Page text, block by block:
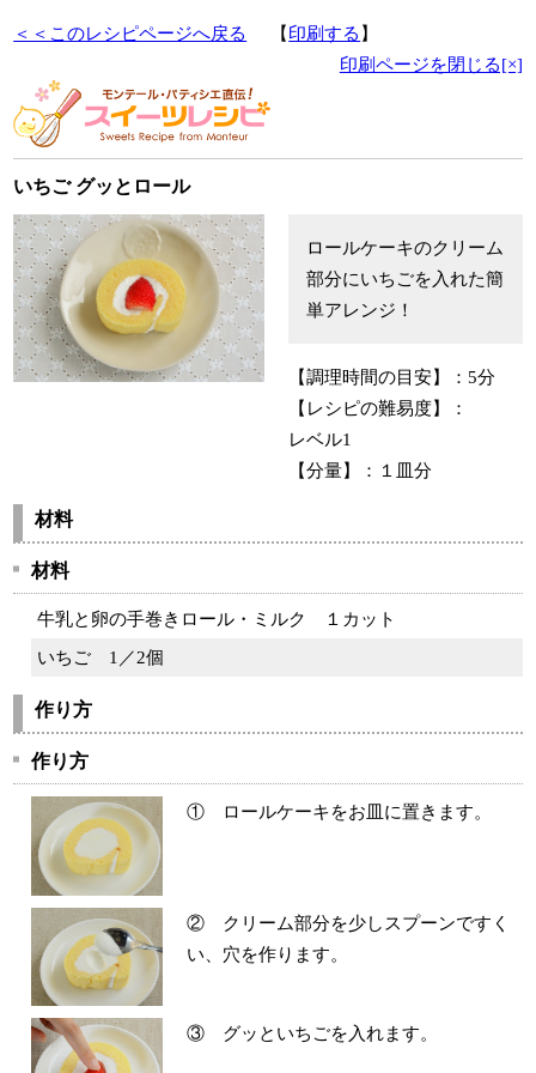
＜＜このレシピページへ戻る 【 印刷する 】
印刷ページを閉じる[×]
いちご グッとロール
ロールケーキのクリーム
部分にいちごを入れた簡
単アレンジ！
【調理時間の目安】：5分
【レシピの難易度】：
レベル1
【分量】：
１皿分
材料
材料
牛乳と卵の手巻きロール・ミルク
１カット
いちご
1／2個
作り方
作り方
① ロールケーキをお皿に置きます。
② クリーム部分を少しスプーンですく
い、穴を作ります。
③ グッといちごを入れます。